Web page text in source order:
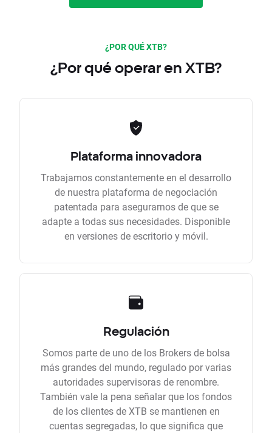
¿POR QUÉ XTB?
¿Por qué operar en XTB?
Plataforma innovadora
Trabajamos constantemente en el desarrollo
de nuestra plataforma de negociación
patentada para asegurarnos de que se
adapte a todas sus necesidades. Disponible
en versiones de escritorio y móvil.
Regulación
Somos parte de uno de los Brokers de bolsa
más grandes del mundo, regulado por varias
autoridades supervisoras de renombre.
También vale la pena señalar que los fondos
de los clientes de XTB se mantienen en
cuentas segregadas, lo que significa que